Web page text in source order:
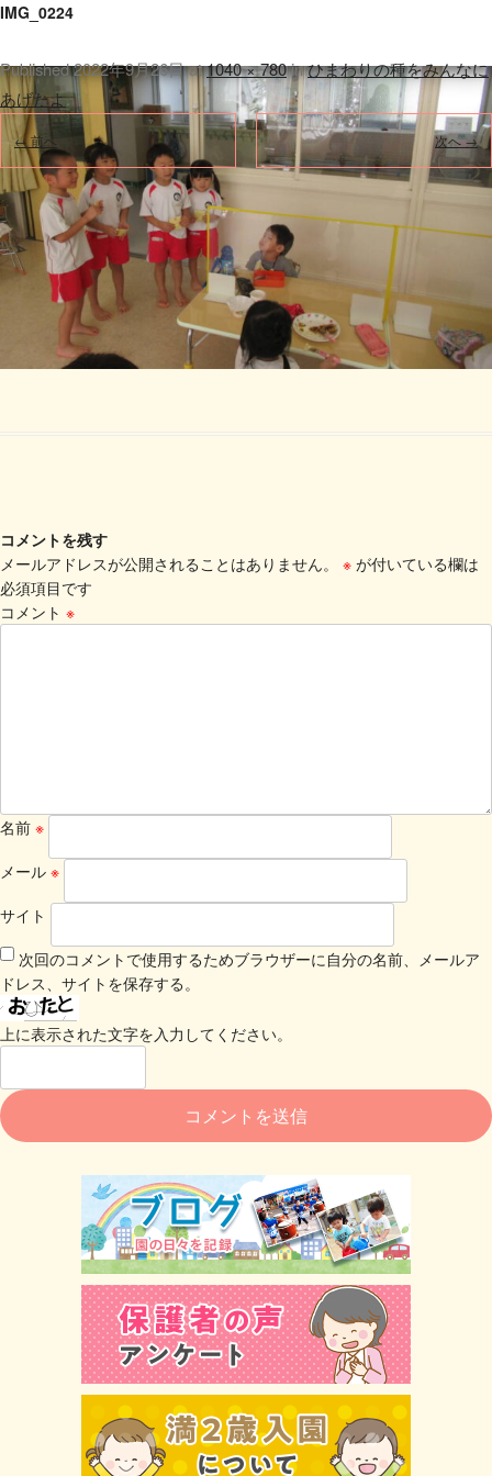
IMG_0224
Published2022年9月26日at1040 × 780inひまわりの種をみんなに
あげたよ.
← 前へ 次へ →
コメントを残す
メールアドレスが公開されることはありません。
※ が付いている欄は
必須項目です
コメント ※
名前 ※
メール ※
サイト
次回のコメントで使用するためブラウザーに自分の名前、メールア
ドレス、サイトを保存する。
上に表示された文字を入力してください。